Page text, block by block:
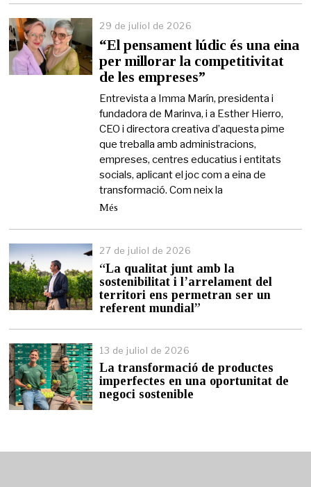
0
6
29 de juliol de 2026
“El pensament lúdic és una eina
per millorar la competitivitat
de les empreses”
Entrevista a Imma Marín, presidenta i
fundadora de Marinva, i a Esther Hierro,
CEO i directora creativa d’aquesta pime
que treballa amb administracions,
empreses, centres educatius i entitats
socials, aplicant el joc com a eina de
transformació. Com neix la
Més
27 de juliol de 2026
7
d
e
j
u
l
d
e
2
“La qualitat junt amb la
sostenibilitat i l’arrelament del
territori ens permetran ser un
referent mundial”
13 de juliol de 2026
3
d
e
j
o
La transformació de productes
imperfectes en una oportunitat de
negoci sostenible